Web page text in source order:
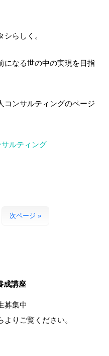
らしく。
になる世の中の実現を目指
コンサルティングのページ
ルティング
次ページ »
成講座
募集中
りご覧ください。